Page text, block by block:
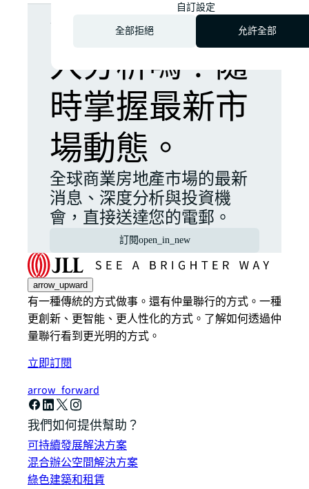
想了解更多深
入分析嗎？隨
時掌握最新市
場動態。
全球商業房地產市場的最新
消息、深度分析與投資機
會，直接送達您的電郵。
訂閱open_in_new
arrow_upward
有一種傳統的方式做事。還有仲量聯行的方式。一種
更創新、更智能、更人性化的方式。了解如何透過仲
量聯行看到更光明的方式。
立即訂閱
arrow_forward
我們如何提供幫助？
可持續發展解決方案
混合辦公空間解決方案
綠色建築和租賃
自訂設定
全部拒絕
允許全部